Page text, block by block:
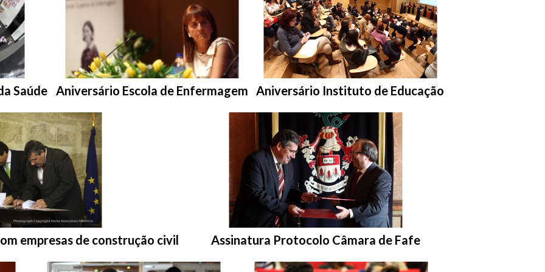
Saúde Entrar na pasta:
Aniversário Escola de Enfermagem Entrar na pasta:
Aniversário Instituto de Educação
empresas de construção civil Entrar na pasta:
Assinatura Protocolo Câmara de Fafe